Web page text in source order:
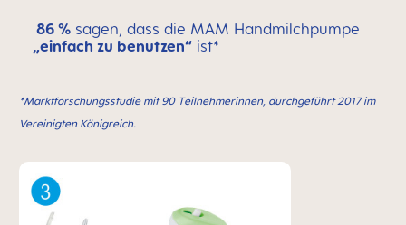
86 % sagen, dass die MAM Handmilchpumpe
„einfach zu benutzen“ ist*
*Marktforschungsstudie mit 90 Teilnehmerinnen, durchgeführt 2017 im
Vereinigten Königreich.